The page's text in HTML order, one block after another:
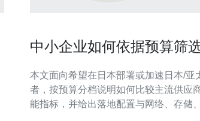
中小企业如何依据预算筛
本文面向希望在日本部署或加速日本/亚
者，按预算分档说明如何比较主流供应
能指标，并给出落地配置与网络、存储